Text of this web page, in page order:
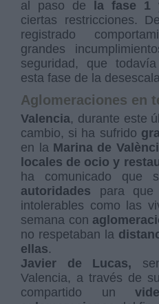
al paso de la fase 1
ciertas restricciones.
registrado
grandes
seguridad, que
esta fase de la
Aglomeraciones en
Valencia, durante este
cambio, si ha sufrido
en la Marina de
locales de ocio y
ha comunicado que
autoridades para que
intolerables como las
semana con
no respetaban la
ellas.
Javier de Lucas,
Valencia, a través de
compartido un